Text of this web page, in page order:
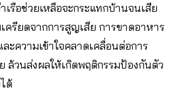
เรือช่วยเหลือจะกระแทกบ้านจนเสีย
ครียดจากการสูญเสีย การขาดอาหาร
ะความเข้าใจคลาดเคลื่อนต่อการ
ล้วนส่งผลให้เกิดพฤติกรรมป้องกันตัว
ด้